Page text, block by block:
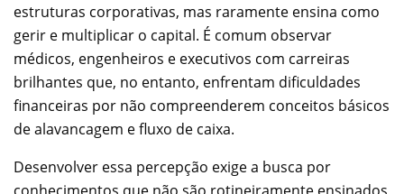
estruturas corporativas, mas raramente ensina como
gerir e multiplicar o capital. É comum observar
médicos, engenheiros e executivos com carreiras
brilhantes que, no entanto, enfrentam dificuldades
financeiras por não compreenderem conceitos básicos
de alavancagem e fluxo de caixa.
Desenvolver essa percepção exige a busca por